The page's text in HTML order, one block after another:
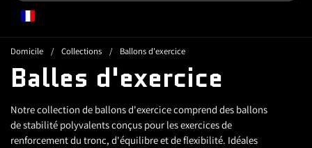
Domicile / Collections / Ballons d'exercice
Balles d'exercice
Notre collection de ballons d'exercice comprend des ballons
de stabilité polyvalents conçus pour les exercices de
renforcement du tronc, d'équilibre et de flexibilité. Idéales